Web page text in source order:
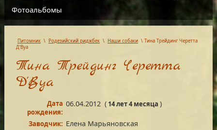
Фотоальбомы
Питомник \ Родезийский риджбек \ Наши собаки \ Тина Трейдинг Черетта
Д'Вуа
Тина Трейдинг Черетта
Д'Вуа
Дата
рождения:
06.04.2012(14 лет 4 месяца )
Заводчик: Елена Марьяновская